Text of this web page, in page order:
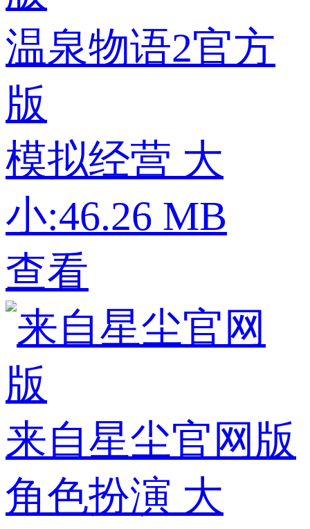
温泉物语2官方
版
模拟经营 大
小:46.26 MB
查看
来自星尘官网版
角色扮演 大